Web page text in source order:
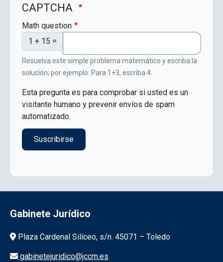
CAPTCHA
Math question
1 + 15 =
Resuelva este simple problema matemático y escriba la
solución; por ejemplo: Para 1+3, escriba 4.
Esta pregunta es para comprobar si usted es un
visitante humano y prevenir envíos de spam
automatizado.
Gabinete Jurídico
Información de la institución
Plaza Cardenal Silíceo, s/n. 45071 – Toledo
gabinetejuridico@jccm.es